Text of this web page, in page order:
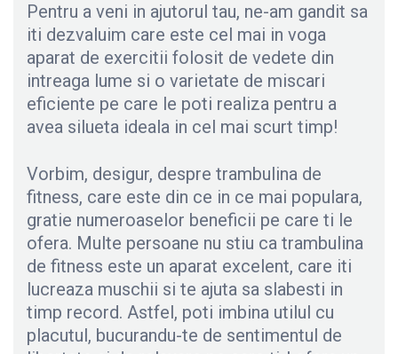
Pentru a veni in ajutorul tau, ne-am gandit sa
iti dezvaluim care este cel mai in voga
aparat de exercitii folosit de vedete din
intreaga lume si o varietate de miscari
eficiente pe care le poti realiza pentru a
avea silueta ideala in cel mai scurt timp!
Vorbim, desigur, despre trambulina de
fitness, care este din ce in ce mai populara,
gratie numeroaselor beneficii pe care ti le
ofera. Multe persoane nu stiu ca trambulina
de fitness este un aparat excelent, care iti
lucreaza muschii si te ajuta sa slabesti in
timp record. Astfel, poti imbina utilul cu
placutul, bucurandu-te de sentimentul de